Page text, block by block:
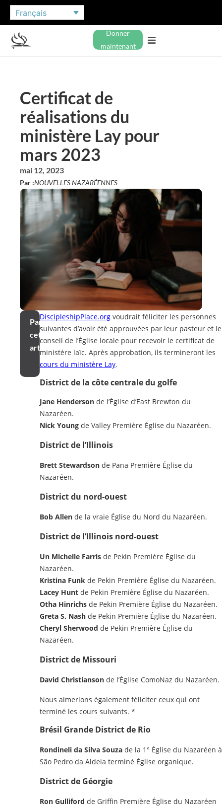
Français
Donner
maintenant
Certificat de
réalisations du
ministère Lay pour
mars 2023
mai 12, 2023
Par :NOUVELLES NAZARÉENNES
Partager
cet
article
DiscipleshipPlace.org voudrait féliciter les personnes
suivantes d’avoir été approuvées par leur pasteur et le
conseil de l’Église locale pour recevoir le certificat de
ministère laïc. Après approbation, ils termineront les
cours du ministère Lay.
District de la côte centrale du golfe
Jane Henderson de l’Église d’East Brewton du
Nazaréen.
Nick Young de Valley Première Église du Nazaréen.
District de l’Illinois
Brett Stewardson de Pana Première Église du
Nazaréen.
District du nord-ouest
Bob Allen de la vraie Église du Nord du Nazaréen.
District de l’Illinois nord-ouest
Un Michelle Farris de Pekin Première Église du
Nazaréen.
Kristina Funk de Pekin Première Église du Nazaréen.
Lacey Hunt de Pekin Première Église du Nazaréen.
Otha Hinrichs de Pekin Première Église du Nazaréen.
Greta S. Nash de Pekin Première Église du Nazaréen.
Cheryl Sherwood de Pekin Première Église du
Nazaréen.
District de Missouri
David Christianson de l’Église ComoNaz du Nazaréen.
Nous aimerions également féliciter ceux qui ont
terminé les cours suivants. *
Brésil Grande District de Rio
Rondineli da Silva Souza de la 1° Église du Nazaréen à
São Pedro da Aldeia terminé Église organique.
District de Géorgie
Ron Gulliford de Griffin Première Église du Nazaréen